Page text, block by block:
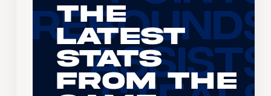
The
Latest
Stats
From the